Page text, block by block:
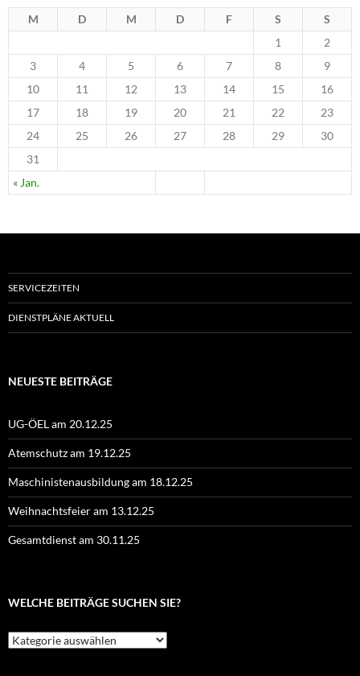
M D M D F S S
« Jan.
1
2
3
4 5 6 7 8
9
10
11 12 13 14 15
16
17
18 19 20 21 22
23
24
25 26 27 28 29
30
31
SERVICEZEITEN
DIENSTPLÄNE AKTUELL
NEUESTE BEITRÄGE
UG-ÖEL am 20.12.25
Atemschutz am 19.12.25
Maschinistenausbildung am 18.12.25
Weihnachtsfeier am 13.12.25
Gesamtdienst am 30.11.25
WELCHE BEITRÄGE SUCHEN SIE?
Welche
Beiträge